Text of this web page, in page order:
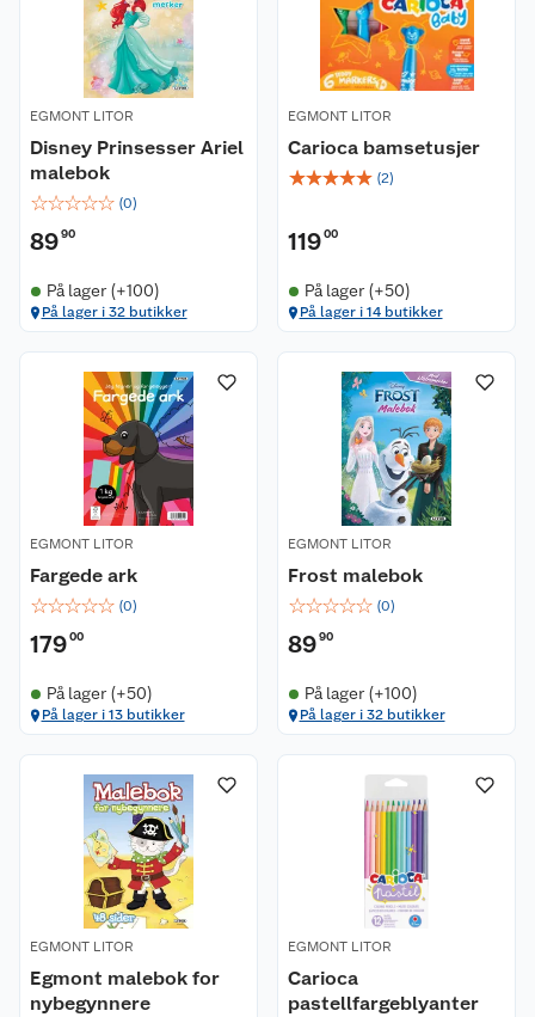
EGMONT LITOR
Disney Prinsesser Ariel
malebok
☆☆☆☆☆ (0)
8990
På lager (+100)
På lager i 32 butikker
EGMONT LITOR
Carioca bamsetusjer
☆☆☆☆☆ (2)
11900
På lager (+50)
På lager i 14 butikker
EGMONT LITOR
Fargede ark
☆☆☆☆☆ (0)
17900
På lager (+50)
På lager i 13 butikker
EGMONT LITOR
Frost malebok
☆☆☆☆☆ (0)
8990
På lager (+100)
På lager i 32 butikker
EGMONT LITOR
Egmont malebok for
nybegynnere
EGMONT LITOR
Carioca
pastellfargeblyanter